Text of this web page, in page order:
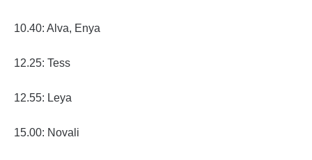
10.40: Alva, Enya
12.25: Tess
12.55: Leya
15.00: Novali